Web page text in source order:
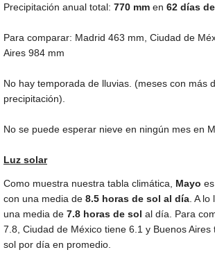
Precipitación anual total: 770 mm en 62 días
Para comparar: Madrid 463 mm , Ciudad de
Aires 984 mm
No hay temporada de lluvias. (meses con más
precipitación).
No se puede esperar nieve en ningún mes en
Luz solar
Como muestra nuestra tabla climática, Mayo
con una media de 8.5 horas de sol al día . A
una media de 7.8 horas de sol al día. Para
7.8, Ciudad de México tiene 6.1 y Buenos
sol por día en promedio.